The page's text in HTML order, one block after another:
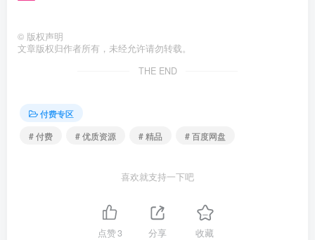
© 版权声明
文章版权归作者所有，未经允许请勿转载。
THE END
付费专区
# 付费
# 优质资源 # 精品 # 百度网盘
喜欢就支持一下吧
点赞3 分享 收藏